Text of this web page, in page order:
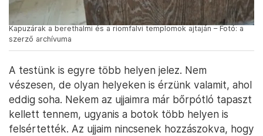
Kapuzárak a berethalmi és a riomfalvi templomok ajtaján – Fotó: a
szerző archívuma
A testünk is egyre több helyen jelez. Nem
vészesen, de olyan helyeken is érzünk valamit, ahol
eddig soha. Nekem az ujjaimra már bőrpótló tapaszt
kellett tennem, ugyanis a botok több helyen is
felsértették. Az ujjaim nincsenek hozzászokva, hogy